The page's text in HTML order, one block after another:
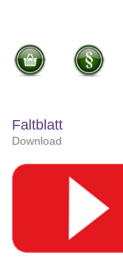
Faltblatt
Download